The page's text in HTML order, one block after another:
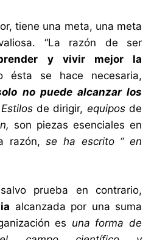
tiene una meta, una meta
“La razón de ser
y vivir mejor la
ésta se hace necesaria,
no puede alcanzar los
Estilosde dirigir, equiposde
son piezas esenciales en
razón,se ha escrito “ en
prueba en contrario,
alcanzada por una suma
es una forma de